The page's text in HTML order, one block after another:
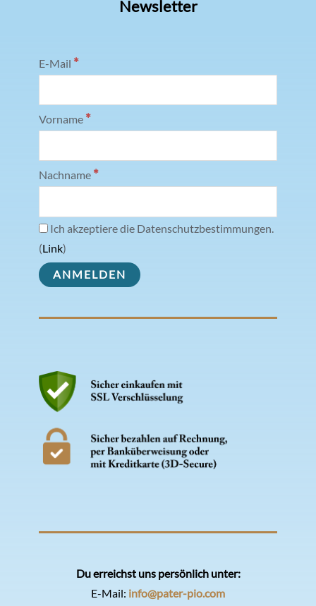
Newsletter
E-Mail *
Vorname *
Nachname *
Ich akzeptiere die Datenschutzbestimmungen.
(Link)
Du erreichst uns persönlich unter:
E-Mail: info@pater-pio.com